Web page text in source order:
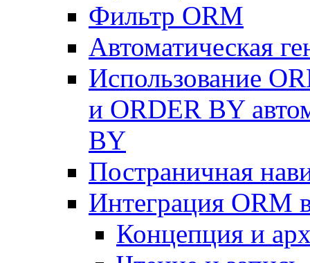
Фильтр ORM
Автоматическая
Использование
и ORDER BY
BY
Постраничная
Интеграция ORM
Концепция и